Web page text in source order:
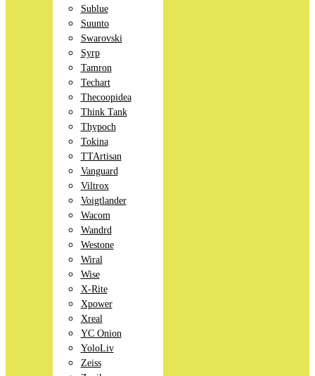
Sublue
Suunto
Swarovski
Syrp
Tamron
Techart
Thecoopidea
Think Tank
Thypoch
Tokina
TTArtisan
Vanguard
Viltrox
Voigtlander
Wacom
Wandrd
Westone
Wiral
Wise
X-Rite
Xpower
Xreal
YC Onion
YoloLiv
Zeiss